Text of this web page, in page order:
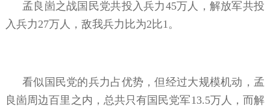
孟良崮之战国民党共投入兵力45万人，解放军共投
入兵力27万人，敌我兵力比为2比1。
看似国民党的兵力占优势，但经过大规模机动，孟
良崮周边百里之内，总共只有国民党军13.5万人，而解